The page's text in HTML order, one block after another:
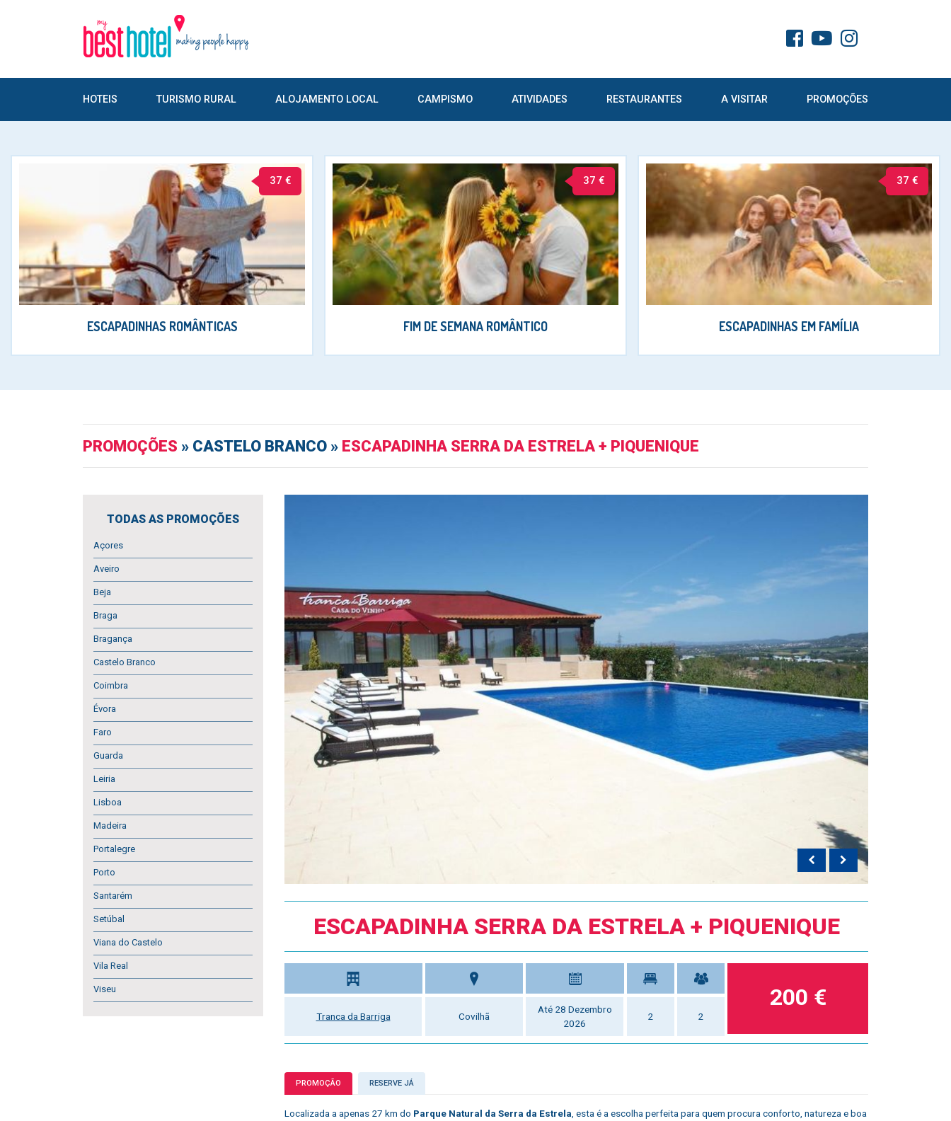
HOTEIS TURISMO RURAL ALOJAMENTO LOCAL CAMPISMO ATIVIDADES RESTAURANTES A VISITAR PROMOÇÕES
37 €
ESCAPADINHAS ROMÂNTICAS
37 €
FIM DE SEMANA ROMÂNTICO
37 €
ESCAPADINHAS EM FAMÍLIA
PROMOÇÕES » CASTELO BRANCO » ESCAPADINHA SERRA DA ESTRELA + PIQUENIQUE
TODAS AS PROMOÇÕES
Açores
Aveiro
Beja
Braga
Bragança
Castelo Branco
Coimbra
Évora
Faro
Guarda
Leiria
Lisboa
Madeira
Portalegre
Porto
Santarém
Setúbal
Viana do Castelo
Vila Real
Viseu
ESCAPADINHA SERRA DA ESTRELA + PIQUENIQUE
Tranca da Barriga Covilhã
Até 28 Dezembro
2026
2 2
200 €
PROMOÇÃO RESERVE JÁ
Localizada a apenas 27 km do Parque Natural da Serra da Estrela, esta é a escolha perfeita para quem procura conforto, natureza e boa